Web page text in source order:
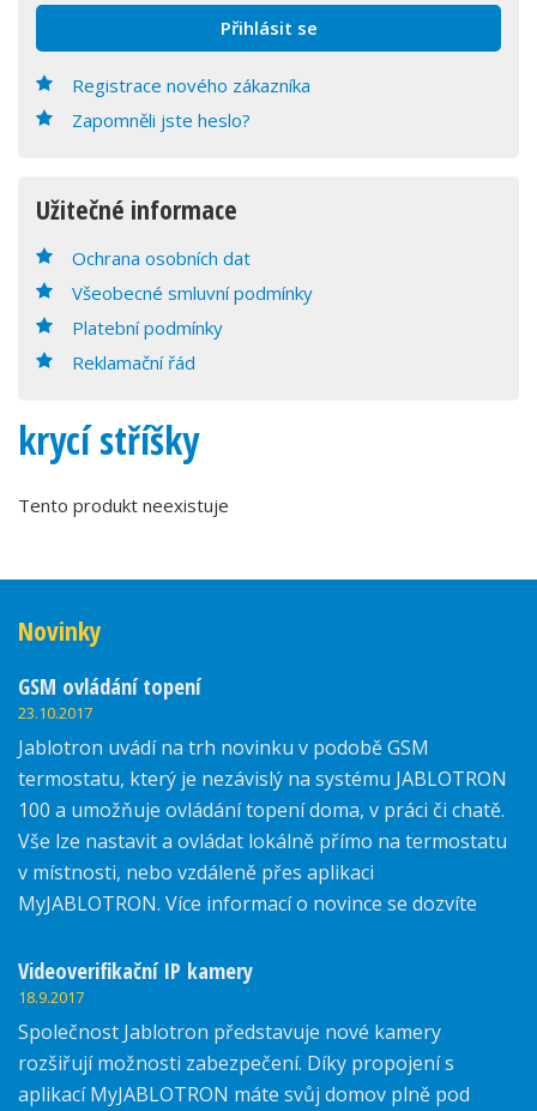
Registrace nového zákazníka
Zapomněli jste heslo?
Užitečné informace
Ochrana osobních dat
Všeobecné smluvní podmínky
Platební podmínky
Reklamační řád
krycí stříšky
Tento produkt neexistuje
Novinky
GSM ovládání topení
23.10.2017
Jablotron uvádí na trh novinku v podobě GSM
termostatu, který je nezávislý na systému JABLOTRON
100 a umožňuje ovládání topení doma, v práci či chatě.
Vše lze nastavit a ovládat lokálně přímo na termostatu
v místnosti, nebo vzdáleně přes aplikaci
MyJABLOTRON. Více informací o novince se dozvíte
Videoverifikační IP kamery
18.9.2017
Společnost Jablotron představuje nové kamery
rozšiřují možnosti zabezpečení. Díky propojení s
aplikací MyJABLOTRON máte svůj domov plně pod